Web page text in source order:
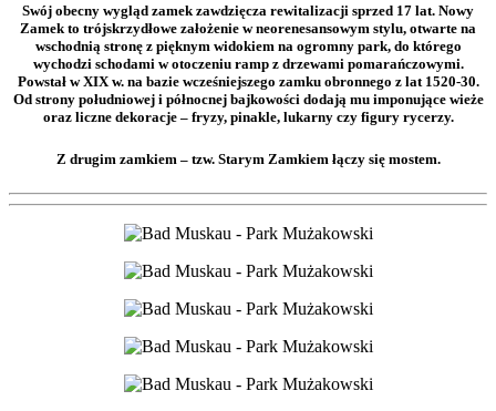
Swój obecny wygląd zamek zawdzięcza rewitalizacji sprzed 17 lat. Nowy
Zamek to trójskrzydłowe założenie w neorenesansowym stylu, otwarte na
wschodnią stronę z pięknym widokiem na ogromny park, do którego
wychodzi schodami w otoczeniu ramp z drzewami pomarańczowymi.
Powstał w XIX w. na bazie wcześniejszego zamku obronnego z lat 1520-30.
Od strony południowej i północnej bajkowości dodają mu imponujące wieże
oraz liczne dekoracje – fryzy, pinakle, lukarny czy figury rycerzy.
Z drugim zamkiem – tzw. Starym Zamkiem łączy się mostem.